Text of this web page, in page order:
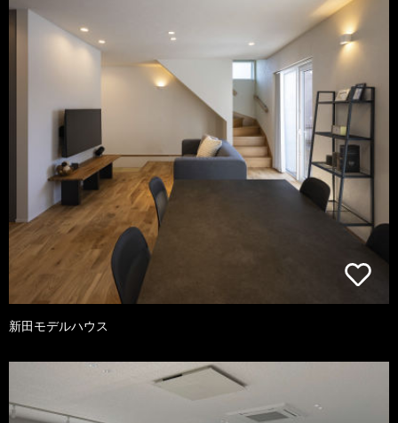
新田モデルハウス